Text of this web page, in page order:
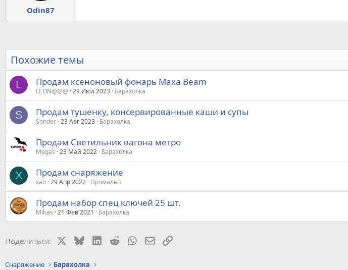
Odin87
Похожие темы
L Продам ксеноновый фонарь Maxa Beam
LEON@@@ 29 Июл 2023 Барахолка
S Продам тушенку, консервированные каши и супы
Sonder 23 Авг 2023 Барахолка
Продам Светильник вагона метро
Megas 23 Май 2022 Барахолка
X Продам снаряжение
xan 29 Апр 2022 Промальп
Продам набор спец ключей 25 шт.
Mihas 21 Фев 2021 Барахолка
Поделиться: BlueskyLinkedIn
Reddit WhatsApp
Электронная почта
Ссылка
Снаряжение Барахолка